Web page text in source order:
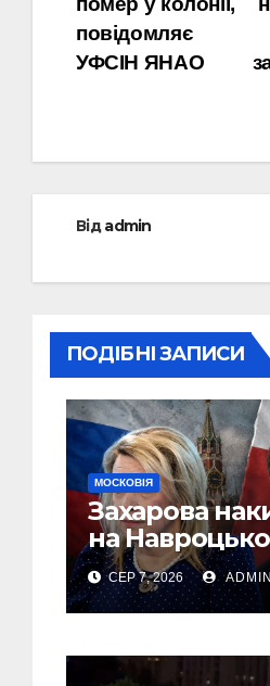
повідомляє
УФСІН ЯНАО
Відadmin
ПОДІБНІ ЗАПИСИ
МОСКОВІЯ
Захарова
на
заявила, що
зобов’язана
існуванням
СЕР 7, 2026 ADMIN